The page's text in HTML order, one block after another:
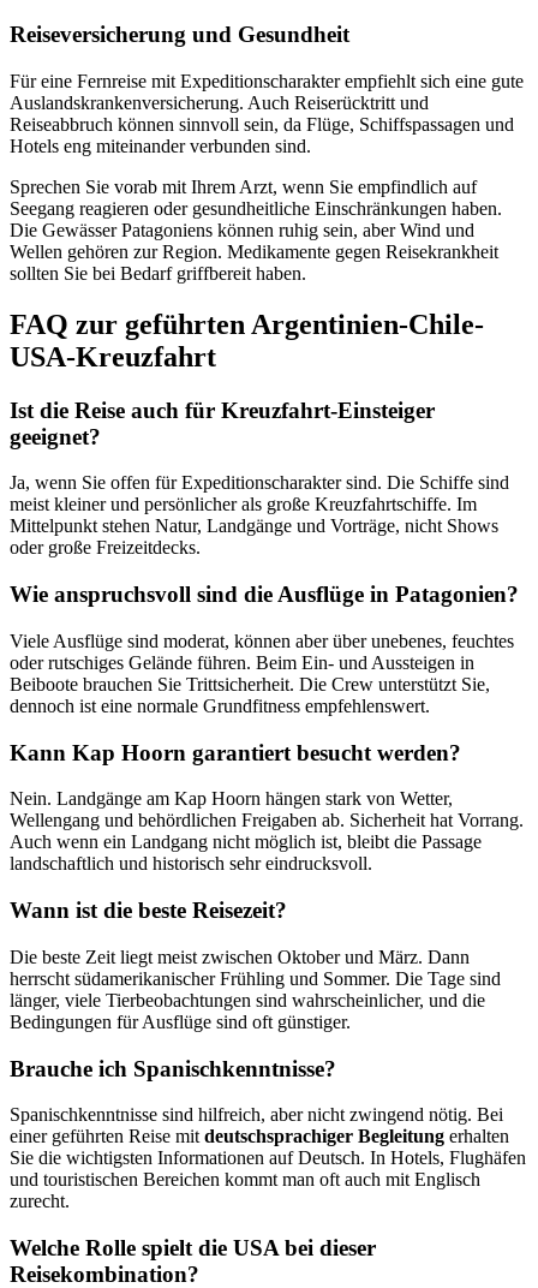
Reiseversicherung und Gesundheit
Für eine Fernreise mit Expeditionscharakter empfiehlt sich eine gute
Auslandskrankenversicherung. Auch Reiserücktritt und
Reiseabbruch können sinnvoll sein, da Flüge, Schiffspassagen und
Hotels eng miteinander verbunden sind.
Sprechen Sie vorab mit Ihrem Arzt, wenn Sie empfindlich auf
Seegang reagieren oder gesundheitliche Einschränkungen haben.
Die Gewässer Patagoniens können ruhig sein, aber Wind und
Wellen gehören zur Region. Medikamente gegen Reisekrankheit
sollten Sie bei Bedarf griffbereit haben.
FAQ zur geführten Argentinien-Chile-
USA-Kreuzfahrt
Ist die Reise auch für Kreuzfahrt-Einsteiger
geeignet?
Ja, wenn Sie offen für Expeditionscharakter sind. Die Schiffe sind
meist kleiner und persönlicher als große Kreuzfahrtschiffe. Im
Mittelpunkt stehen Natur, Landgänge und Vorträge, nicht Shows
oder große Freizeitdecks.
Wie anspruchsvoll sind die Ausflüge in Patagonien?
Viele Ausflüge sind moderat, können aber über unebenes, feuchtes
oder rutschiges Gelände führen. Beim Ein- und Aussteigen in
Beiboote brauchen Sie Trittsicherheit. Die Crew unterstützt Sie,
dennoch ist eine normale Grundfitness empfehlenswert.
Kann Kap Hoorn garantiert besucht werden?
Nein. Landgänge am Kap Hoorn hängen stark von Wetter,
Wellengang und behördlichen Freigaben ab. Sicherheit hat Vorrang.
Auch wenn ein Landgang nicht möglich ist, bleibt die Passage
landschaftlich und historisch sehr eindrucksvoll.
Wann ist die beste Reisezeit?
Die beste Zeit liegt meist zwischen Oktober und März. Dann
herrscht südamerikanischer Frühling und Sommer. Die Tage sind
länger, viele Tierbeobachtungen sind wahrscheinlicher, und die
Bedingungen für Ausflüge sind oft günstiger.
Brauche ich Spanischkenntnisse?
Spanischkenntnisse sind hilfreich, aber nicht zwingend nötig. Bei
einer geführten Reise mit deutschsprachiger Begleitung erhalten
Sie die wichtigsten Informationen auf Deutsch. In Hotels, Flughäfen
und touristischen Bereichen kommt man oft auch mit Englisch
zurecht.
Welche Rolle spielt die USA bei dieser
Reisekombination?